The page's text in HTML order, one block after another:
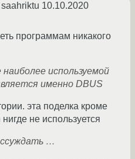
saahriktu 10.10.2020
программам никакого
используемой
именно DBUS
эта поделка кроме
не используется
…